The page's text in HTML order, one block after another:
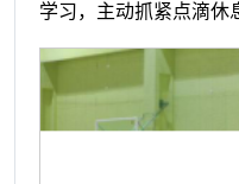
学习，主动抓紧点滴休